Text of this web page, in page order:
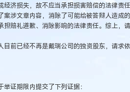
经济损失，故不应当承担损害赔偿的法律责
案涉文章内容，消除了可能给被答辩人造成
赔礼道歉、消除影响的法律责任。综上，
前已经不再是戴瑞公司的独资股东，请求
证期限内提交了下列证据：